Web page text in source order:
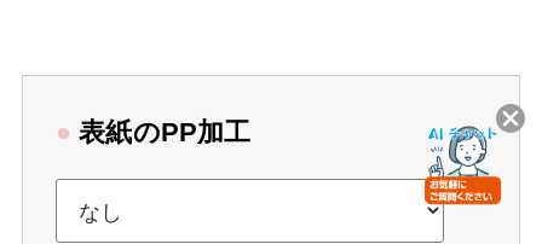
● 表紙のPP加工